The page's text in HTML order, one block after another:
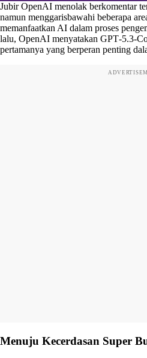
Jubir OpenAI menolak berkomentar
namun menggarisbawahi beberapa
memanfaatkan AI dalam proses
lalu, OpenAI menyatakan
pertamanya yang berperan penting
Menuju Kecerdasan Super